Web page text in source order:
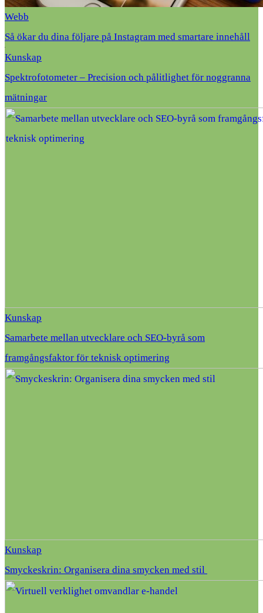
Webb
Så ökar du dina följare på Instagram med smartare innehåll
Kunskap
Spektrofotometer – Precision och pålitlighet för noggranna
mätningar
Kunskap
Samarbete mellan utvecklare och SEO-byrå som
framgångsfaktor för teknisk optimering
Kunskap
Smyckeskrin: Organisera dina smycken med stil